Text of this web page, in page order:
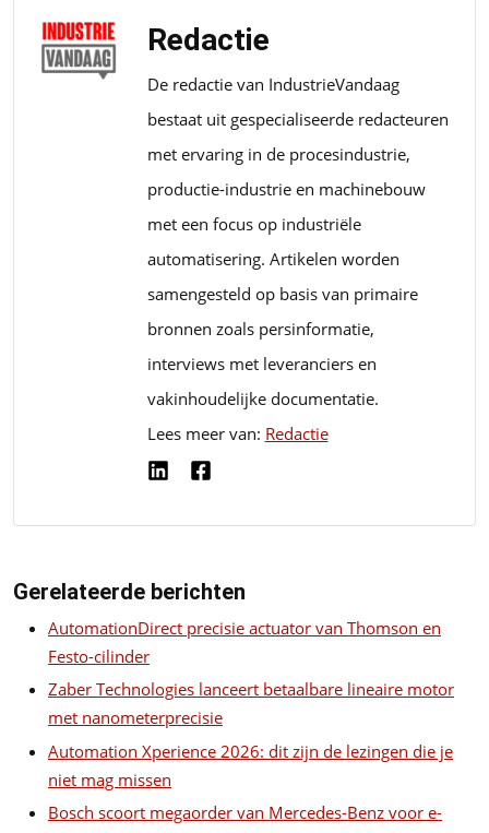
Redactie
De redactie van IndustrieVandaag
bestaat uit gespecialiseerde redacteuren
met ervaring in de procesindustrie,
productie-industrie en machinebouw
met een focus op industriële
automatisering. Artikelen worden
samengesteld op basis van primaire
bronnen zoals persinformatie,
interviews met leveranciers en
vakinhoudelijke documentatie.
Lees meer van: Redactie
Gerelateerde berichten
AutomationDirect precisie actuator van Thomson en
Festo-cilinder
Zaber Technologies lanceert betaalbare lineaire motor
met nanometerprecisie
Automation Xperience 2026: dit zijn de lezingen die je
niet mag missen
Bosch scoort megaorder van Mercedes-Benz voor e-